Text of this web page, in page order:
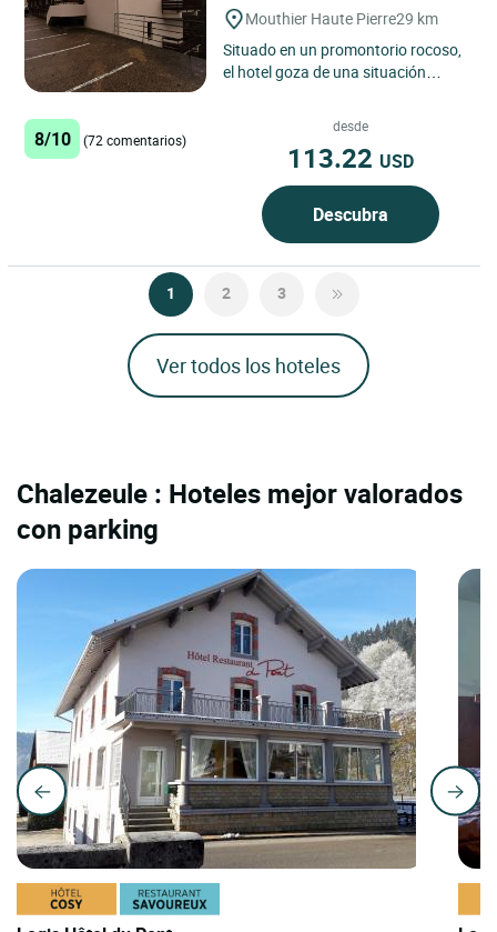
Mouthier Haute Pierre29 km
Situado en un promontorio rocoso,
el hotel goza de una situación
tienen un balcón con...
8/10 (72 comentarios)
desde
113.22 USD
Descubra
1 2 3
Ver todos los hoteles
Chalezeule : Hoteles mejor valorados
con parking